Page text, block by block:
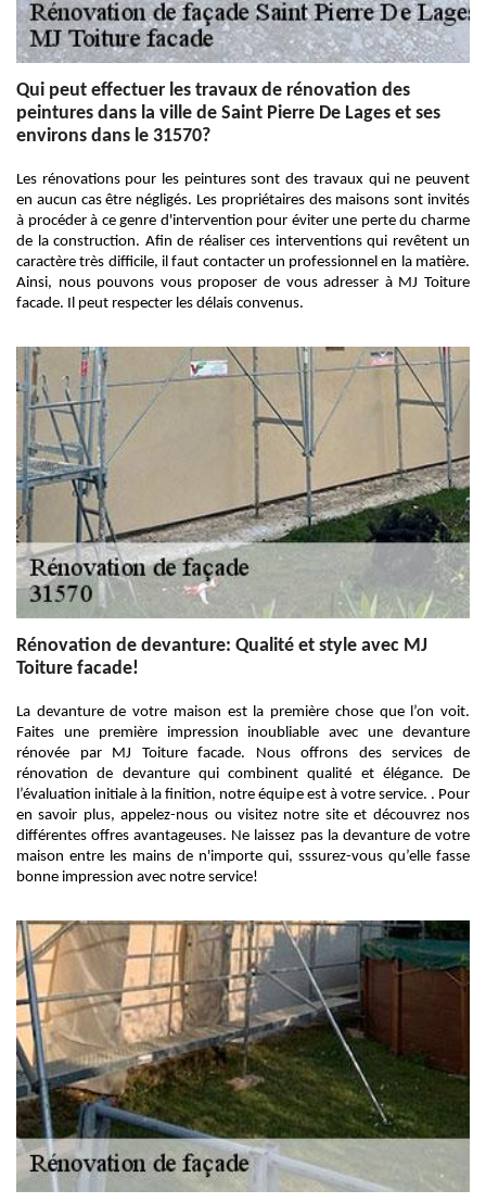
Qui peut effectuer les travaux de rénovation des
peintures dans la ville de Saint Pierre De Lages et ses
environs dans le 31570?
Les rénovations pour les peintures sont des travaux qui ne peuvent
en aucun cas être négligés. Les propriétaires des maisons sont invités
à procéder à ce genre d'intervention pour éviter une perte du charme
de la construction. Afin de réaliser ces interventions qui revêtent un
caractère très difficile, il faut contacter un professionnel en la matière.
Ainsi, nous pouvons vous proposer de vous adresser à MJ Toiture
facade. Il peut respecter les délais convenus.
Rénovation de devanture: Qualité et style avec MJ
Toiture facade!
La devanture de votre maison est la première chose que l’on voit.
Faites une première impression inoubliable avec une devanture
rénovée par MJ Toiture facade. Nous offrons des services de
rénovation de devanture qui combinent qualité et élégance. De
l’évaluation initiale à la finition, notre équipe est à votre service. . Pour
en savoir plus, appelez-nous ou visitez notre site et découvrez nos
différentes offres avantageuses. Ne laissez pas la devanture de votre
maison entre les mains de n'importe qui, sssurez-vous qu’elle fasse
bonne impression avec notre service!